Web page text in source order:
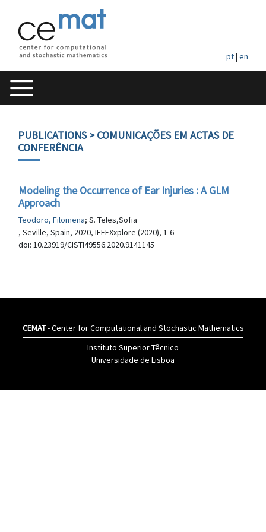
pt| en
PUBLICATIONS> COMUNICAÇÕES EM ACTAS DE
CONFERÊNCIA
Modeling the Occurrence of Ear Injuries : A GLM
Approach
Teodoro, Filomena; S. Teles,Sofia
, Seville, Spain, 2020, IEEEXxplore (2020), 1-6
doi: 10.23919/CISTI49556.2020.9141145
CEMAT- Center for Computational and Stochastic Mathematics
Instituto Superior Têcnico
Universidade de Lisboa